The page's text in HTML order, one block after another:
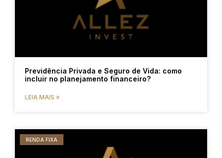
Previdência Privada e Seguro de Vida: como
incluir no planejamento financeiro?
LEIA MAIS »
RENDA FIXA